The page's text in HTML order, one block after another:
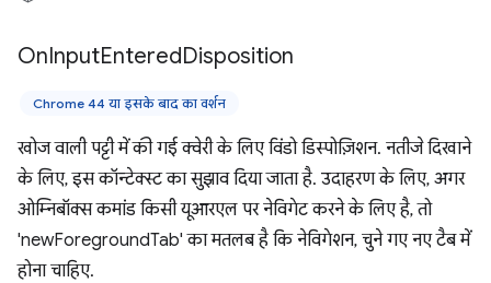
OnInputEnteredDisposition
Chrome 44 या इसके बाद का वर्शन
खोज वाली पट्टी में की गई क्वेरी के लिए विंडो डिस्पोज़िशन. नतीजे दिखाने
के लिए, इस कॉन्टेक्स्ट का सुझाव दिया जाता है. उदाहरण के लिए, अगर
ओम्निबॉक्स कमांड किसी यूआरएल पर नेविगेट करने के लिए है, तो
'newForegroundTab' का मतलब है कि नेविगेशन, चुने गए नए टैब में
होना चाहिए.